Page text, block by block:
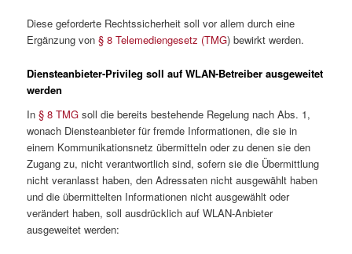
Diese geforderte Rechtssicherheit soll vor allem durch eine
Ergänzung von§ 8 Telemediengesetz (TMG) bewirkt werden.
Diensteanbieter-Privileg soll auf WLAN-Betreiber ausgeweitet
werden
In§ 8 TMG soll die bereits bestehende Regelung nach Abs. 1,
wonach Diensteanbieter für fremde Informationen, die sie in
einem Kommunikationsnetz übermitteln oder zu denen sie den
Zugang zu, nicht verantwortlich sind, sofern sie die Übermittlung
nicht veranlasst haben, den Adressaten nicht ausgewählt haben
und die übermittelten Informationen nicht ausgewählt oder
verändert haben, soll ausdrücklich auf WLAN-Anbieter
ausgeweitet werden: